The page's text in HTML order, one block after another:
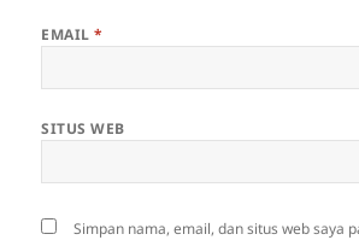
EMAIL*
SITUS WEB
Simpan nama, email, dan situs web saya